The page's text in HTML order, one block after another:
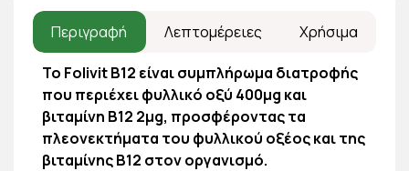
Περιγραφή Λεπτομέρειες Χρήσιμα
Το Folivit B12 είναι συμπλήρωμα διατροφής
που περιέχει φυλλικό οξύ 400μg και
βιταμίνη Β12 2μg, προσφέροντας τα
πλεονεκτήματα του φυλλικού οξέος και της
βιταμίνης Β12 στον οργανισμό.